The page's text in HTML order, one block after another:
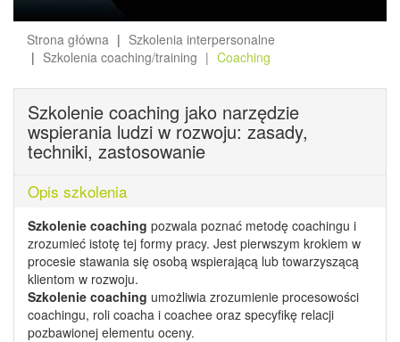
Strona główna
Szkolenia interpersonalne
Szkolenia coaching/training
Coaching
Szkolenie coaching jako narzędzie
wspierania ludzi w rozwoju: zasady,
techniki, zastosowanie
Opis szkolenia
Szkolenie coaching pozwala poznać metodę coachingu i
zrozumieć istotę tej formy pracy. Jest pierwszym krokiem w
procesie stawania się osobą wspierającą lub towarzyszącą
klientom w rozwoju.
Szkolenie coaching umożliwia zrozumienie procesowości
coachingu, roli coacha i coachee oraz specyfikę relacji
pozbawionej elementu oceny.